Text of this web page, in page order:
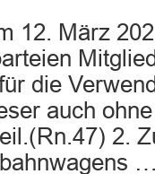
12. März
die
auch
2.